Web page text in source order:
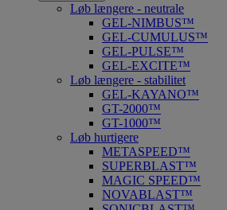
Løb længere - neutrale
GEL-NIMBUS™
GEL-CUMULUS™
GEL-PULSE™
GEL-EXCITE™
Løb længere - stabilitet
GEL-KAYANO™
GT-2000™
GT-1000™
Løb hurtigere
METASPEED™
SUPERBLAST™
MAGIC SPEED™
NOVABLAST™